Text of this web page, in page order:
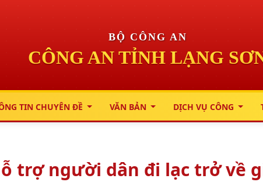
BỘ CÔNG AN
CÔNG AN TỈNH LẠNG
TIN CHUYÊN ĐỀ VĂN BẢN DỊCH VỤ CÔNG
trợ người dân đi lạc trở về